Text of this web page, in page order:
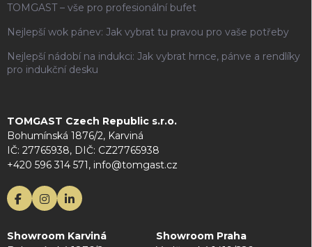
TOMGAST – vše pro profesionální bufet
Nejlepší wok pánev: Jak vybrat tu pravou pro vaše potřeby
Nejlepší nádobí na indukci: Jak vybrat hrnce, pánve a rendlíky
pro indukční desku
TOMGAST Czech Republic s.r.o.
Bohumínská 1876/2, Karviná
IČ: 27765938, DIČ: CZ27765938
+420 596 314 571, info@tomgast.cz
Showroom Karviná
Showroom Praha